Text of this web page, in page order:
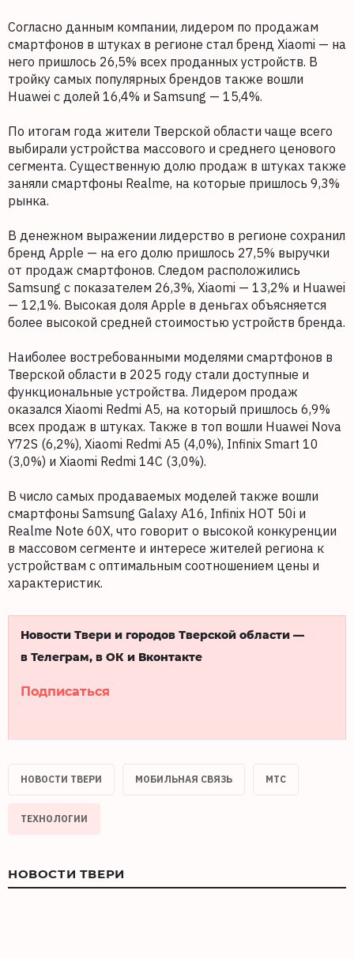
Согласно данным компании, лидером по продажам
смартфонов в штуках в регионе стал бренд Xiaomi — на
него пришлось 26,5% всех проданных устройств. В
тройку самых популярных брендов также вошли
Huawei с долей 16,4% и Samsung — 15,4%.
По итогам года жители Тверской области чаще всего
выбирали устройства массового и среднего ценового
сегмента. Существенную долю продаж в штуках также
заняли смартфоны Realme, на которые пришлось 9,3%
рынка.
В денежном выражении лидерство в регионе сохранил
бренд Apple — на его долю пришлось 27,5% выручки
от продаж смартфонов. Следом расположились
Samsung с показателем 26,3%, Xiaomi — 13,2% и Huawei
— 12,1%. Высокая доля Apple в деньгах объясняется
более высокой средней стоимостью устройств бренда.
Наиболее востребованными моделями смартфонов в
Тверской области в 2025 году стали доступные и
функциональные устройства. Лидером продаж
оказался Xiaomi Redmi A5, на который пришлось 6,9%
всех продаж в штуках. Также в топ вошли Huawei Nova
Y72S (6,2%), Xiaomi Redmi A5 (4,0%), Infinix Smart 10
(3,0%) и Xiaomi Redmi 14C (3,0%).
В число самых продаваемых моделей также вошли
смартфоны Samsung Galaxy A16, Infinix HOT 50i и
Realme Note 60X, что говорит о высокой конкуренции
в массовом сегменте и интересе жителей региона к
устройствам с оптимальным соотношением цены и
характеристик.
Новости Твери и городов Тверской области —
в Телеграм, в ОК и Вконтакте
Подписаться
НОВОСТИ ТВЕРИ МОБИЛЬНАЯ СВЯЗЬ МТС
ТЕХНОЛОГИИ
НОВОСТИ ТВЕРИ